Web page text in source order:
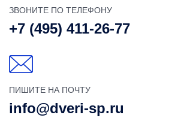
ЗВОНИТЕ ПО ТЕЛЕФОНУ
+7 (495) 411-26-77
ПИШИТЕ НА ПОЧТУ
info@dveri-sp.ru